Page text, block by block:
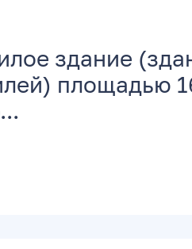
здание
площадью